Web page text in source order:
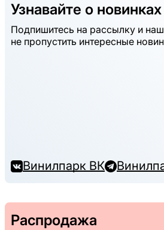
Узнавайте о
Подпишитесь на рассылку и
не пропустить интересные
Винилпарк ВК
Распродажа